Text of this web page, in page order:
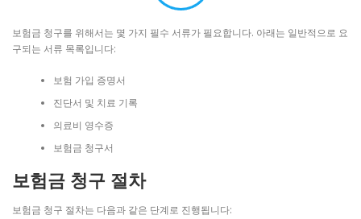
보험금 청구를 위해서는 몇 가지 필수 서류가 필요합니다. 아래는 일반적으로 요
구되는 서류 목록입니다:
보험 가입 증명서
진단서 및 치료 기록
의료비 영수증
보험금 청구서
보험금 청구 절차
보험금 청구 절차는 다음과 같은 단계로 진행됩니다: